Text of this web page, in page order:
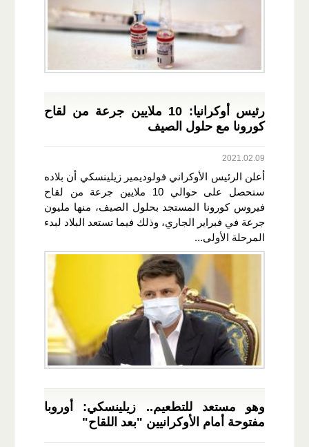
رئيس أوكرانيا: 10 ملايين جرعة من لقاح
كورونا مع حلول الصيف
2021.02.09
أعلن الرئيس الأوكراني فولوديمير زيلينسكي أن بلاده
ستحصل على حوالي 10 ملايين جرعة من لقاح
فيروس كورونا المستجد بحلول الصيف، منها مليون
جرعة في فبراير الجاري، وذلك فيما تستعد البلاد لبدء
المرحلة الأولى...
وهو مستعد للتطعيم.. زيلينسكي: أوروبا
مفتوحة أمام الأوكرانيين "بعد اللقاح"